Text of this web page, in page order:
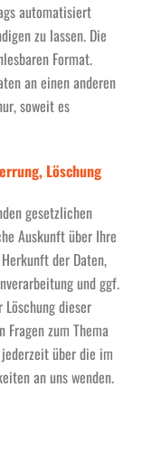
automatisiert
zu lassen. Die
Format.
an einen anderen
soweit es
Löschung
gesetzlichen
Auskunft über Ihre
der Daten,
und ggf.
dieser
Fragen zum Thema
über die im
an uns wenden.